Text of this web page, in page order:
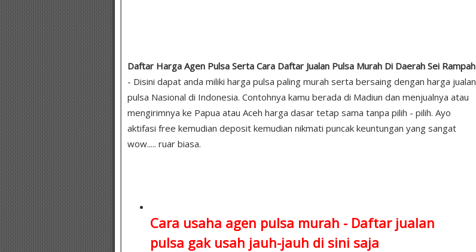
Daftar Harga Agen Pulsa Serta Cara Daftar Jualan Pulsa Murah Di Daerah Sei Rampah
- Disini dapat anda miliki harga pulsa paling murah serta bersaing dengan harga jualan
pulsa Nasional di Indonesia. Contohnya kamu berada di Madiun dan menjualnya atau
mengirimnya ke Papua atau Aceh harga dasar tetap sama tanpa pilih - pilih. Ayo
aktifasi free kemudian deposit kemudian nikmati puncak keuntungan yang sangat
wow..... ruar biasa.
Cara usaha agen pulsa murah - Daftar jualan
pulsa gak usah jauh-jauh di sini saja